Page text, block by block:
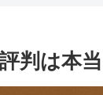
判は本